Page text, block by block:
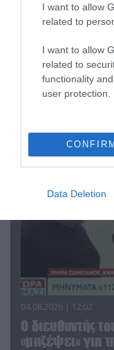
I want to allow
related to
I want to allow
related to
functionality
user protection.
CONFIRM
Data Deletion
04.08.2026 | 13:02
Η ανακοίνωση
Πυροσβεστών
04.08.2026 | 12:02
O διευθυντής
«μαζέψει» για